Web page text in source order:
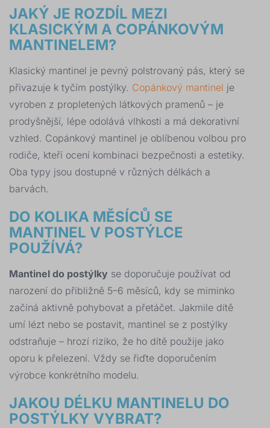
JAKÝ JE ROZDÍL MEZI
KLASICKÝM A COPÁNKOVÝM
MANTINELEM?
Klasický mantinel je pevný polstrovaný pás, který se
přivazuje k tyčím postýlky. Copánkový mantinel je
vyroben z propletených látkových pramenů – je
prodyšnější, lépe odolává vlhkosti a má dekorativní
vzhled. Copánkový mantinel je oblíbenou volbou pro
rodiče, kteří ocení kombinaci bezpečnosti a estetiky.
Oba typy jsou dostupné v různých délkách a
barvách.
DO KOLIKA MĚSÍCŮ SE
MANTINEL V POSTÝLCE
POUŽÍVÁ?
Mantinel do postýlky se doporučuje používat od
narození do přibližně 5–6 měsíců, kdy se miminko
začíná aktivně pohybovat a přetáčet. Jakmile dítě
umí lézt nebo se postavit, mantinel se z postýlky
odstraňuje – hrozí riziko, že ho dítě použije jako
oporu k přelezení. Vždy se řiďte doporučením
výrobce konkrétního modelu.
JAKOU DÉLKU MANTINELU DO
POSTÝLKY VYBRAT?